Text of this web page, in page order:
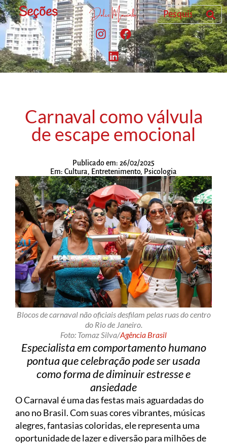
Seções
Carnaval como válvula
de escape emocional
Publicado em: 26/02/2025
Em: Cultura, Entretenimento, Psicologia
Blocos de carnaval não oficiais desfilam pelas ruas do centro
do Rio de Janeiro.
Foto: Tomaz Silva/Agência Brasil
Especialista em comportamento humano
pontua que celebração pode ser usada
como forma de diminuir estresse e
ansiedade
O Carnaval é uma das festas mais aguardadas do
ano no Brasil. Com suas cores vibrantes, músicas
alegres, fantasias coloridas, ele representa uma
oportunidade de lazer e diversão para milhões de